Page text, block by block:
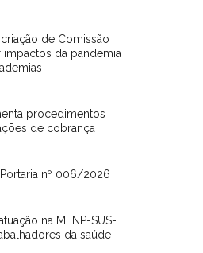
criação de Comissão
impactos da pandemia
procedimentos
de cobrança
Portaria nº 006/2026
na MENP-SUS-
da saúde